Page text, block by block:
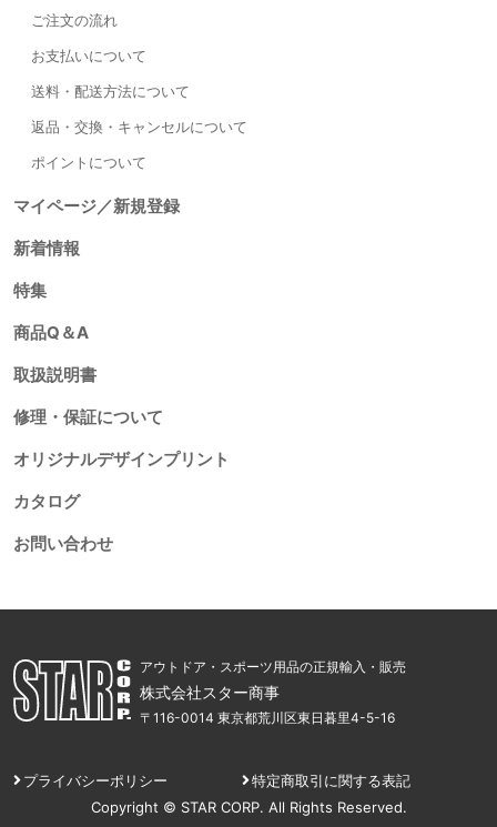
ご注文の流れ
お支払いについて
送料・配送方法について
返品・交換・キャンセルについて
ポイントについて
マイページ／新規登録
新着情報
特集
商品Q＆A
取扱説明書
修理・保証について
オリジナルデザインプリント
カタログ
お問い合わせ
アウトドア・スポーツ用品の正規輸入・販売
株式会社スター商事
〒116-0014 東京都荒川区東日暮里4-5-16
プライバシーポリシー
特定商取引に関する表記
Copyright © STAR CORP. All Rights Reserved.